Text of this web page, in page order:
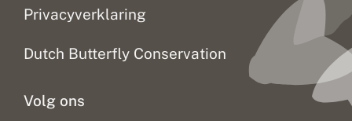
Privacyverklaring
Dutch Butterfly Conservation
Volg ons